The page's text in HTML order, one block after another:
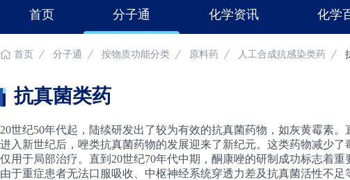
首页 分子通 化学资讯 化学
首页 分子通 按物质功能分类 原料药 人工合成抗感染类药
抗真菌类药
20世纪50年代起，陆续研发出了较为有效的抗真菌药物，如灰黄霉素
进入新世纪后，唑类抗真菌药物的发展迎来了新纪元。这类药物减少
仅用于局部治疗。直到20世纪70年代中期，酮康唑的研制成功标志着
由于重症患者无法口服吸收、中枢神经系统穿透力差及抗真菌活性不足